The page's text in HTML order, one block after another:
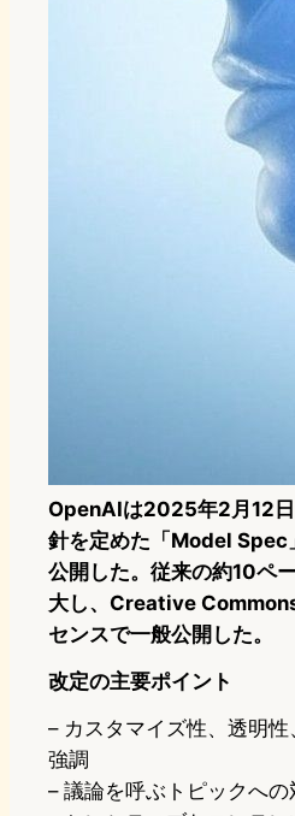
OpenAIは2025年2月12
針を定めた「Model Spec
公開した。従来の約10ペ
大し、Creative
センスで一般公開した。
改定の主要ポイント
– カスタマイズ性、透明
強調
– 議論を呼ぶトピックへ